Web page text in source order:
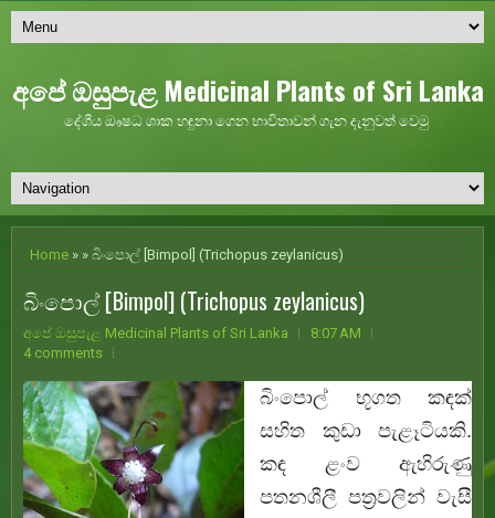
අපේ ඔසුපැළ Medicinal Plants of Sri Lanka
දේශීය ඖෂධ ශාක හඳුනා ගෙන භාවිතාවන් ගැන දැනුවත් වෙමු
Home » » බිංපොල් [Bimpol] (Trichopus zeylanicus)
බිංපොල් [Bimpol] (Trichopus zeylanicus)
අපේ ඔසුපැළ Medicinal Plants of Sri Lanka
8:07 AM
4 comments
බිංපොල් භූගත කඳක්
සහිත කුඩා පැළෑටියකි.
කඳ ළංව ඇහිරුණු
පතනශීලී පත්‍රවලින් වැසී